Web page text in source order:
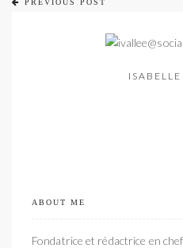
PREVIOUS POST
ABOUT ME
Fondatrice et rédactrice en